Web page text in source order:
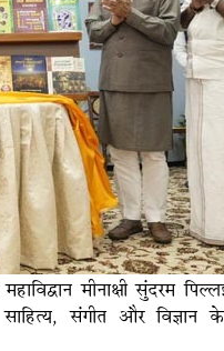
मीनाक्षी सुंदरम
संगीत और विज्ञान